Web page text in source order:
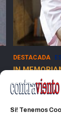
Si! Tenemos
DESTACADA
IN
Lima 2025)
15 abril, 2025